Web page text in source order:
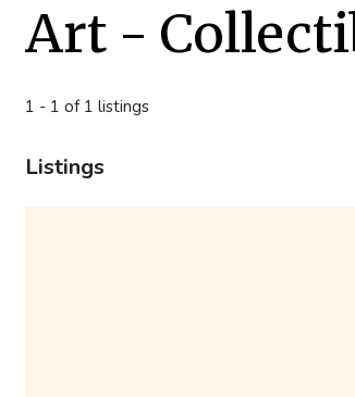
Art -
1 - 1 of 1 listings
Listings